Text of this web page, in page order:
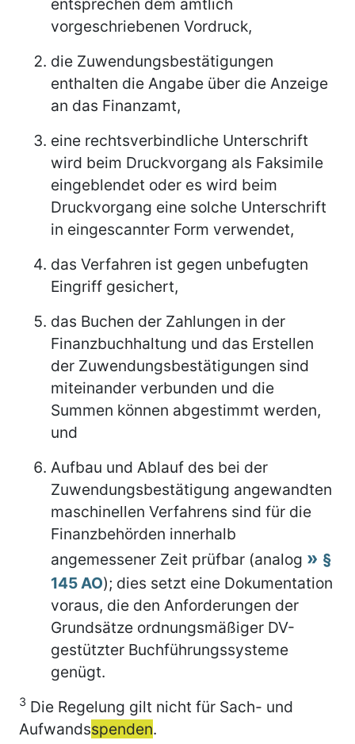
vorgeschriebenen Vordruck,
die Zuwendungsbestätigungen
enthalten die Angabe über die Anzeige
an das Finanzamt,
eine rechtsverbindliche Unterschrift
wird beim Druckvorgang als Faksimile
eingeblendet oder es wird beim
Druckvorgang eine solche Unterschrift
in eingescannter Form verwendet,
das Verfahren ist gegen unbefugten
Eingriff gesichert,
das Buchen der Zahlungen in der
Finanzbuchhaltung und das Erstellen
der Zuwendungsbestätigungen sind
miteinander verbunden und die
Summen können abgestimmt werden,
und
Aufbau und Ablauf des bei der
Zuwendungsbestätigung angewandten
maschinellen Verfahrens sind für die
Finanzbehörden innerhalb
angemessener Zeit prüfbar (analog
§
145 AO); dies setzt eine Dokumentation
voraus, die den Anforderungen der
Grundsätze ordnungsmäßiger DV-
gestützter Buchführungssysteme
genügt.
3 Die Regelung gilt nicht für Sach- und
Aufwandsspenden.